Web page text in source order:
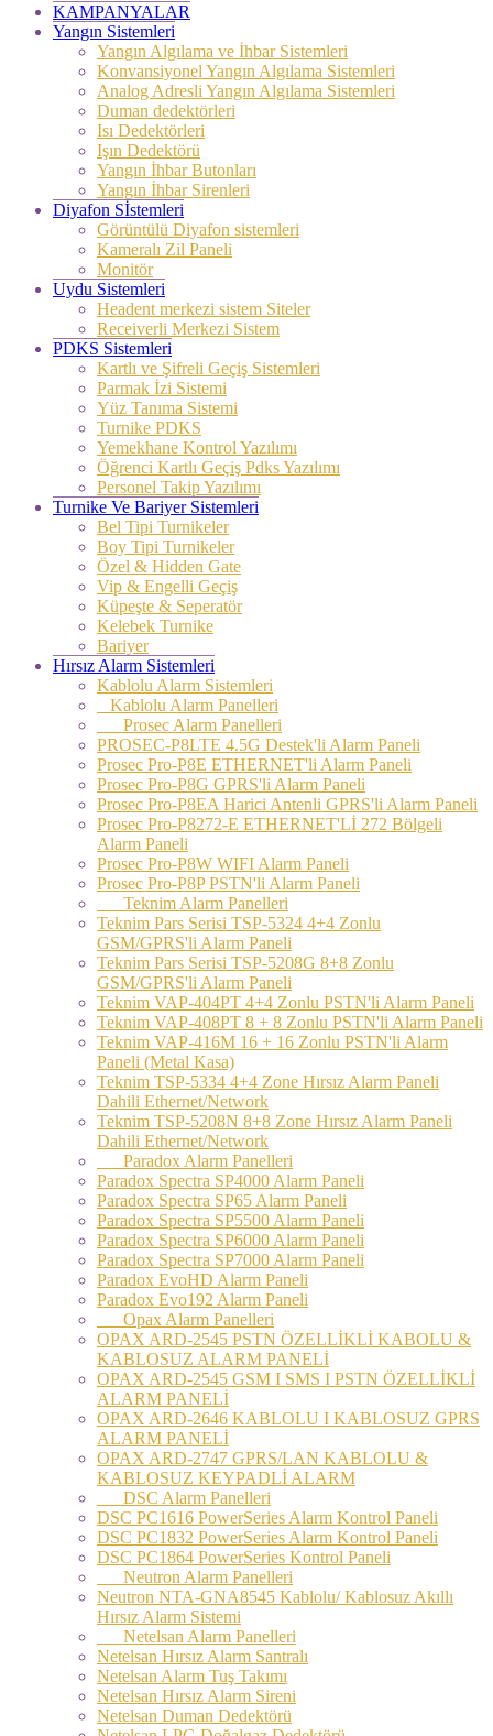
KAMPANYALAR
Yangın Sistemleri
Yangın Algılama ve İhbar Sistemleri
Konvansiyonel Yangın Algılama Sistemleri
Analog Adresli Yangın Algılama Sistemleri
Duman dedektörleri
Isı Dedektörleri
Işın Dedektörü
Yangın İhbar Butonları
Yangın İhbar Sirenleri
Diyafon Sİstemleri
Görüntülü Diyafon sistemleri
Kameralı Zil Paneli
Monitör
Uydu Sistemleri
Headent merkezi sistem Siteler
Receiverli Merkezi Sistem
PDKS Sistemleri
Kartlı ve Şifreli Geçiş Sistemleri
Parmak İzi Sistemi
Yüz Tanıma Sistemi
Turnike PDKS
Yemekhane Kontrol Yazılımı
Öğrenci Kartlı Geçiş Pdks Yazılımı
Personel Takip Yazılımı
Turnike Ve Bariyer Sistemleri
Bel Tipi Turnikeler
Boy Tipi Turnikeler
Özel & Hidden Gate
Vip & Engelli Geçiş
Küpeşte & Seperatör
Kelebek Turnike
Bariyer
Hırsız Alarm Sistemleri
Kablolu Alarm Sistemleri
Kablolu Alarm Panelleri
Prosec Alarm Panelleri
PROSEC-P8LTE 4.5G Destek'li Alarm Paneli
Prosec Pro-P8E ETHERNET'li Alarm Paneli
Prosec Pro-P8G GPRS'li Alarm Paneli
Prosec Pro-P8EA Harici Antenli GPRS'li Alarm Paneli
Prosec Pro-P8272-E ETHERNET'Lİ 272 Bölgeli
Alarm Paneli
Prosec Pro-P8W WIFI Alarm Paneli
Prosec Pro-P8P PSTN'li Alarm Paneli
Teknim Alarm Panelleri
Teknim Pars Serisi TSP-5324 4+4 Zonlu
GSM/GPRS'li Alarm Paneli
Teknim Pars Serisi TSP-5208G 8+8 Zonlu
GSM/GPRS'li Alarm Paneli
Teknim VAP-404PT 4+4 Zonlu PSTN'li Alarm Paneli
Teknim VAP-408PT 8 + 8 Zonlu PSTN'li Alarm Paneli
Teknim VAP-416M 16 + 16 Zonlu PSTN'li Alarm
Paneli (Metal Kasa)
Teknim TSP-5334 4+4 Zone Hırsız Alarm Paneli
Dahili Ethernet/Network
Teknim TSP-5208N 8+8 Zone Hırsız Alarm Paneli
Dahili Ethernet/Network
Paradox Alarm Panelleri
Paradox Spectra SP4000 Alarm Paneli
Paradox Spectra SP65 Alarm Paneli
Paradox Spectra SP5500 Alarm Paneli
Paradox Spectra SP6000 Alarm Paneli
Paradox Spectra SP7000 Alarm Paneli
Paradox EvoHD Alarm Paneli
Paradox Evo192 Alarm Paneli
Opax Alarm Panelleri
OPAX ARD-2545 PSTN ÖZELLİKLİ KABOLU &
KABLOSUZ ALARM PANELİ
OPAX ARD-2545 GSM I SMS I PSTN ÖZELLİKLİ
ALARM PANELİ
OPAX ARD-2646 KABLOLU I KABLOSUZ GPRS
ALARM PANELİ
OPAX ARD-2747 GPRS/LAN KABLOLU &
KABLOSUZ KEYPADLİ ALARM
DSC Alarm Panelleri
DSC PC1616 PowerSeries Alarm Kontrol Paneli
DSC PC1832 PowerSeries Alarm Kontrol Paneli
DSC PC1864 PowerSeries Kontrol Paneli
Neutron Alarm Panelleri
Neutron NTA-GNA8545 Kablolu/ Kablosuz Akıllı
Hırsız Alarm Sistemi
Netelsan Alarm Panelleri
Netelsan Hırsız Alarm Santralı
Netelsan Alarm Tuş Takımı
Netelsan Hırsız Alarm Sireni
Netelsan Duman Dedektörü